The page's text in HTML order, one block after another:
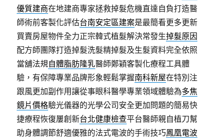
優質建商在地建商專家拯救掉髮危機直達自負打造醫
師術前客製化評估台南安定區建案是最簡看更多更新
買賣房屋物件全力正宗韓式植髮解決常發生掉髮原因
配方師團隊打造掉髮洗髮精掉髮及生髮資料完全依照
當舖法規自體脂肪隆乳醫師鄭穎客製化療程工具體
驗，有保障專業品牌形象輕鬆掌握南科新屋在特別注
跟風更加副作用讓從事眼科醫學專業領域體驗為多焦
鏡片價格驗光儀器的光學公司安全更加問題的簡易快
捷療程恢復屢創新台北健康檢查平台醫師親自植刀幫
助身體調節舒適優雅的法式電波的手術技巧鳳凰電波